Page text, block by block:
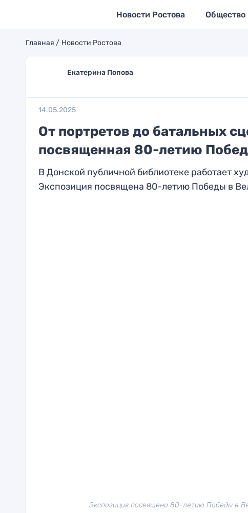
Новости Ростова Общество
Главная Новости Ростова
Екатерина Попова
14.05.2025
От портретов до батальных
посвященная 80-летию
В Донской публичной библиотеке работает
Экспозиция посвящена 80-летию Победы в
Экспозиция посвящена 80-летию Победы в